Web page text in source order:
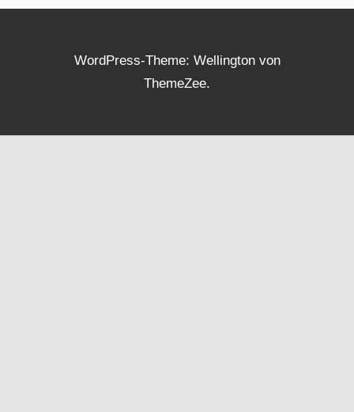
WordPress-Theme: Wellington von
ThemeZee.